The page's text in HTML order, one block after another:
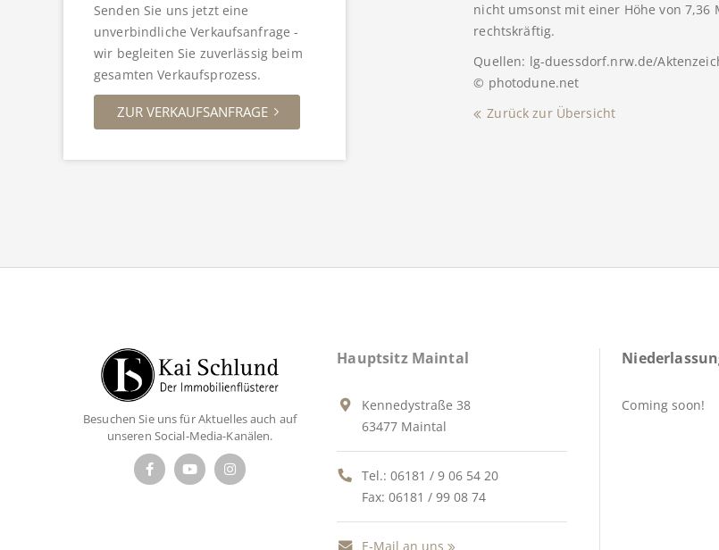
Senden Sie uns jetzt eine
unverbindliche Verkaufsanfrage -
wir begleiten Sie zuverlässig beim
gesamten Verkaufsprozess.
ZUR VERKAUFSANFRAGE
nicht umsonst mit einer Höhe von 7,36
rechtskräftig.
Quellen: lg-duessdorf.nrw.de/
© photodune.net
Zurück zur Übersicht
Besuchen Sie uns für Aktuelles auch auf
unseren Social-Media-Kanälen.
Hauptsitz Maintal
Kennedystraße 38
63477 Maintal
Tel.:06181 / 9 06 54 20
Fax: 06181 / 99 08 74
E-Mail an uns
Coming soon!